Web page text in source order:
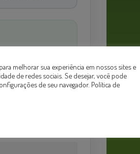
do UniCB
melhorar sua experiência em nossos sites e
de redes sociais. Se desejar, você pode
de seu navegador. Política de